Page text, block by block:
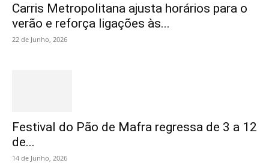
Carris Metropolitana ajusta horários para o
verão e reforça ligações às...
22 de Junho, 2026
Festival do Pão de Mafra regressa de 3 a 12
de...
14 de Junho, 2026